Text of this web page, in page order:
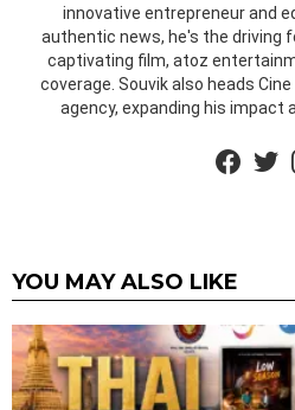
innovative entrepreneur and
authentic news, he's the driving
captivating film, atoz
coverage. Souvik also heads
agency, expanding his impact
YOU MAY ALSO LIKE